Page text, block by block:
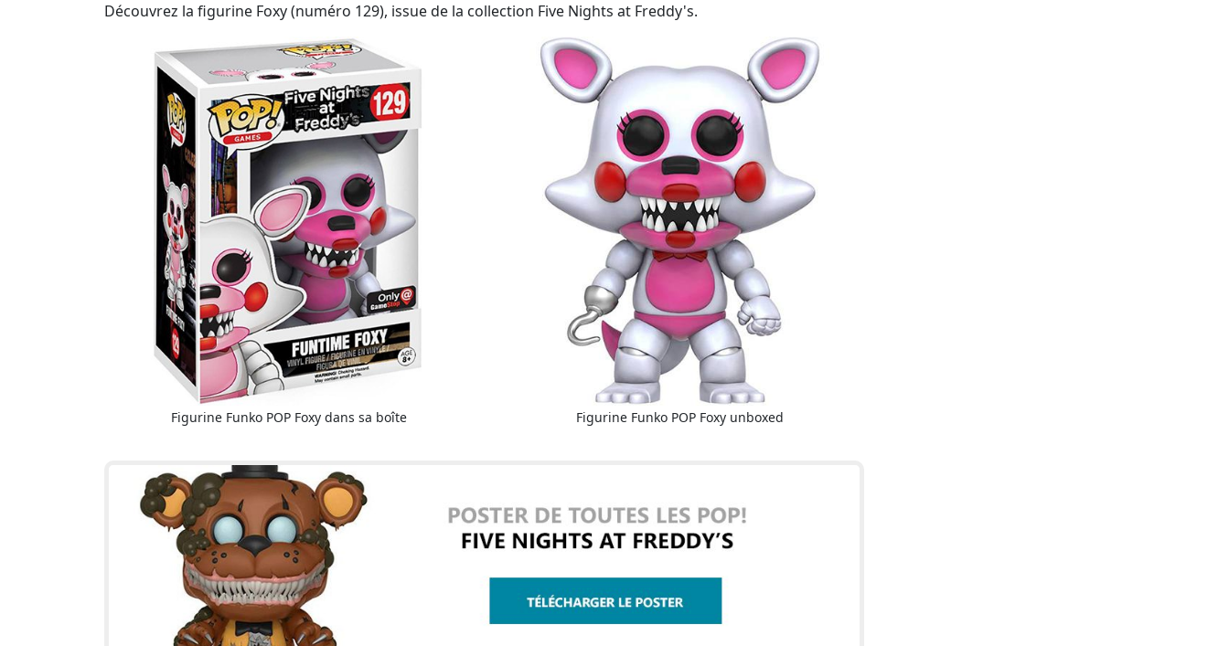
Découvrez la figurine Foxy (numéro 129), issue de la collection Five Nights at Freddy's.
Figurine Funko POP Foxy dans sa boîte Figurine Funko POP Foxy unboxed